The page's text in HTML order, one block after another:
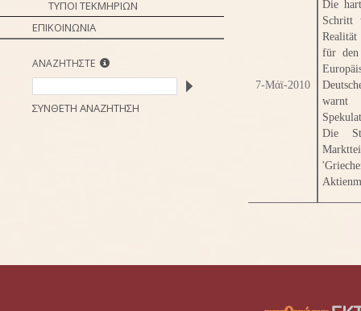
ΤΥΠΟΙ ΤΕΚΜΗΡΙΩΝ
ΕΠΙΚΟΙΝΩΝΙΑ
ΑΝΑΖΗΤΗΣΤΕ
ΣΥΝΘΕΤΗ ΑΝΑΖΗΤΗΣΗ
7-Μάϊ-2010
Die
Schritt
Realität
für
warnt
Die